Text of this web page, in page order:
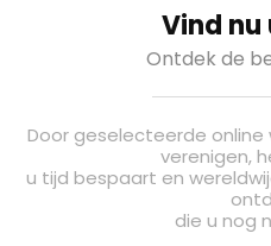
Vind nu
Ontdek de
Door geselecteerde
verenigen,
u tijd bespaart en
die u nog